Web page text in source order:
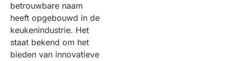
betrouwbare naam
heeft opgebouwd in de
keukenindustrie. Het
staat bekend om het
bieden van innovatieve